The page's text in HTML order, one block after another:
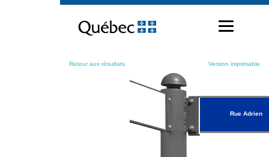
contenu
Retour aux résultats Version imprimable
Rue Adrien